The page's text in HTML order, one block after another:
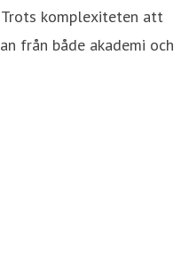
komplexiteten att
från både akademi och